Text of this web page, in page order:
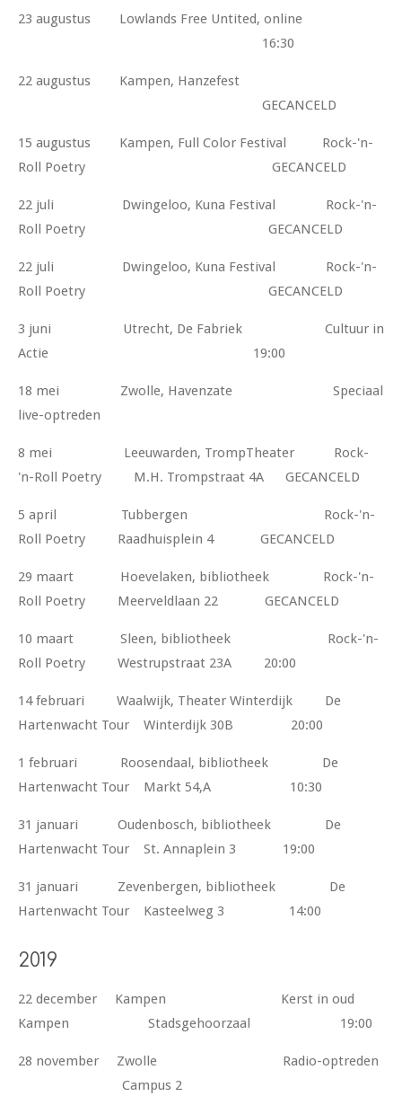
23 augustus Lowlands Free Untited, online
16:30
22 augustus Kampen, Hanzefest
GECANCELD
15 augustus Kampen, Full Color Festival Rock-'n-
Roll Poetry GECANCELD
22 juli Dwingeloo, Kuna Festival Rock-'n-
Roll Poetry GECANCELD
22 juli Dwingeloo, Kuna Festival Rock-'n-
Roll Poetry GECANCELD
3 juni Utrecht, De Fabriek Cultuur in
Actie 19:00
18 mei Zwolle, Havenzate Speciaal
live-optreden
8 mei Leeuwarden, TrompTheater Rock-
'n-Roll Poetry M.H. Trompstraat 4A GECANCELD
5 april Tubbergen Rock-'n-
Roll Poetry Raadhuisplein 4 GECANCELD
29 maart Hoevelaken, bibliotheek Rock-'n-
Roll Poetry Meerveldlaan 22 GECANCELD
10 maart Sleen, bibliotheek Rock-'n-
Roll Poetry Westrupstraat 23A 20:00
14 februari Waalwijk, Theater Winterdijk De
Hartenwacht Tour Winterdijk 30B 20:00
1 februari Roosendaal, bibliotheek De
Hartenwacht Tour Markt 54,A 10:30
31 januari Oudenbosch, bibliotheek De
Hartenwacht Tour St. Annaplein 3 19:00
31 januari Zevenbergen, bibliotheek De
Hartenwacht Tour Kasteelweg 3 14:00
2019
22 december Kampen Kerst in oud
Kampen Stadsgehoorzaal 19:00
28 november Zwolle Radio-optreden
Campus 2